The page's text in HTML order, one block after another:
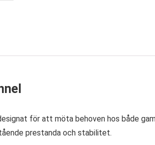
för att möta behoven hos både
prestanda och stabilitet.